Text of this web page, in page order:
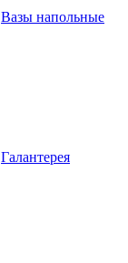
Вазы напольные
Галантерея